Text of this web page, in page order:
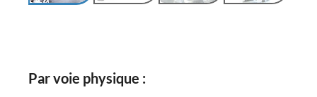
Par voie physique :